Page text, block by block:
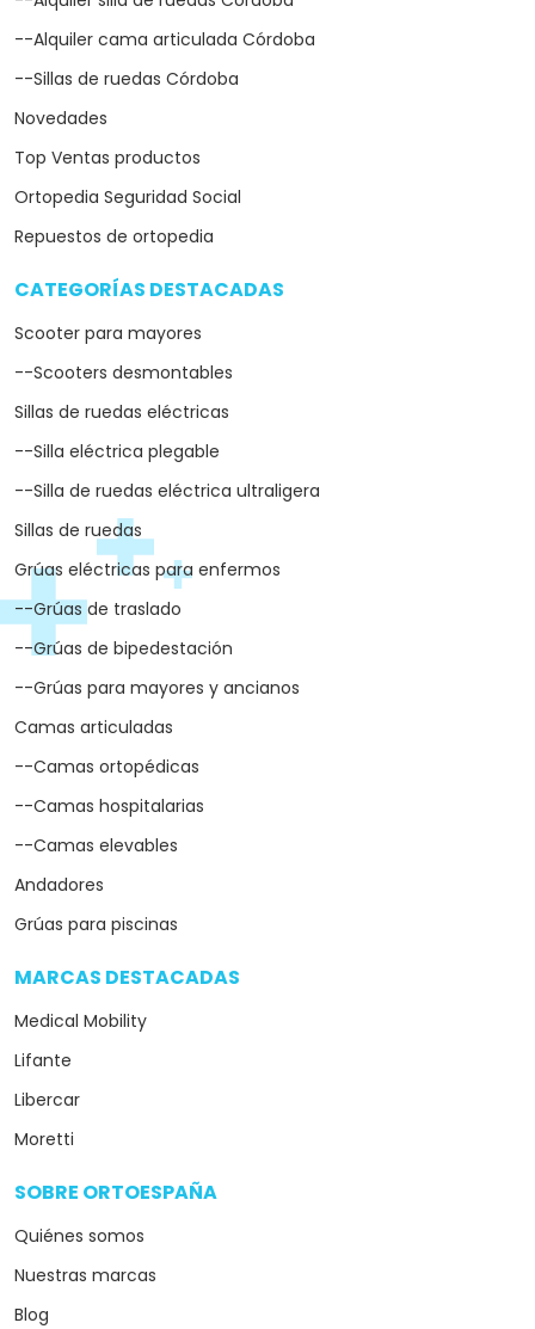
--Alquiler cama articulada Córdoba
--Sillas de ruedas Córdoba
Novedades
Top Ventas productos
Ortopedia Seguridad Social
Repuestos de ortopedia
CATEGORÍAS DESTACADAS
Scooter para mayores
--Scooters desmontables
Sillas de ruedas eléctricas
--Silla eléctrica plegable
--Silla de ruedas eléctrica ultraligera
Sillas de ruedas
Grúas eléctricas para enfermos
--Grúas de traslado
--Grúas de bipedestación
--Grúas para mayores y ancianos
Camas articuladas
--Camas ortopédicas
--Camas hospitalarias
--Camas elevables
Andadores
Grúas para piscinas
MARCAS DESTACADAS
Medical Mobility
Lifante
Libercar
Moretti
SOBRE ORTOESPAÑA
Quiénes somos
Nuestras marcas
Blog